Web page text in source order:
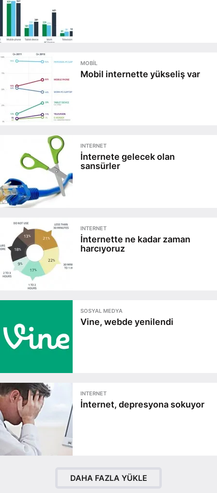
MOBIL
Mobil internette yükseliş var
INTERNET
İnternete gelecek olan
sansürler
INTERNET
İnternette ne kadar zaman
harcıyoruz
SOSYAL MEDYA
Vine, webde yenilendi
INTERNET
İnternet, depresyona sokuyor
DAHA FAZLA YÜKLE